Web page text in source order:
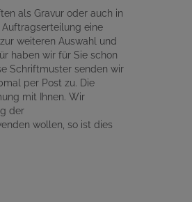
als Gravur oder auch in
eine
weiteren Auswahl und
haben wir für Sie schon
Schriftmuster senden wir
per Post zu. Die
mit Ihnen. Wir
der
wollen, so ist dies